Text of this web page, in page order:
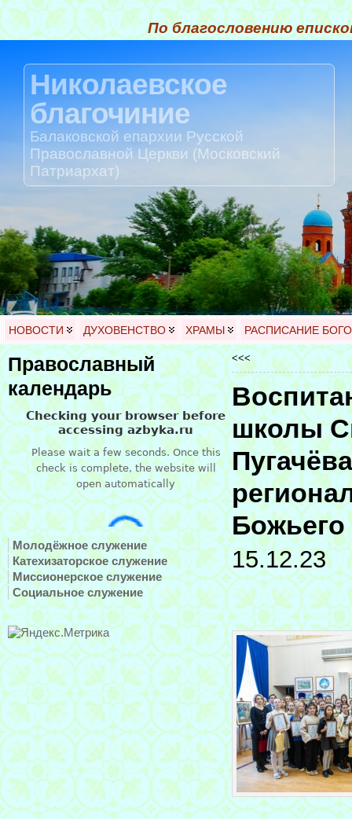
По благословению
Николаевское
благочиние
Балаковской епархии Русской
Православной Церкви (Московский
Патриархат)
НОВОСТИ ДУХОВЕНСТВО ХРАМЫ РАСПИСАНИЕ
Православный
календарь
Молодёжное служение
Катехизаторское служение
Миссионерское служение
Социальное служение
<<<
школы
15.12.23